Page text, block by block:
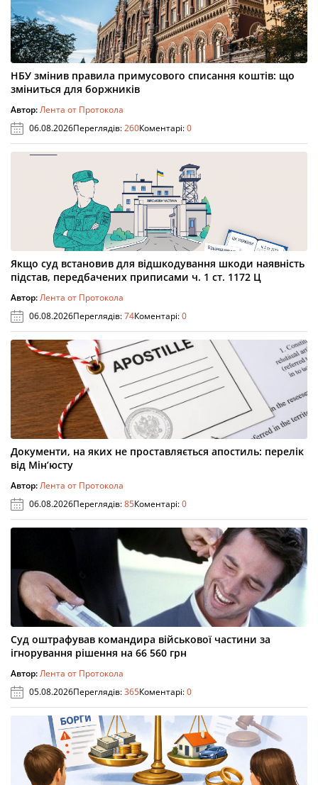
НБУ змінив правила примусового списання коштів: що
зміниться для боржників
Автор:Лента от Протокола
06.08.2026Переглядів:260Коментарі:0
Якщо суд встановив для відшкодування шкоди наявність
підстав, передбачених приписами ч. 1 ст. 1172 Ц
Автор:Лента от Протокола
06.08.2026Переглядів:74Коментарі:0
Документи, на яких не проставляється апостиль: перелік
від Мін’юсту
Автор:Лента от Протокола
06.08.2026Переглядів:85Коментарі:0
Суд оштрафував командира військової частини за
ігнорування рішення на 66 560 грн
Автор:Лента от Протокола
05.08.2026Переглядів:365Коментарі:0